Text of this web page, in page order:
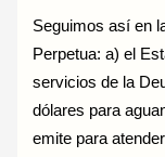
Seguimos así en
Perpetua: a) el
servicios de la
dólares para
emite para